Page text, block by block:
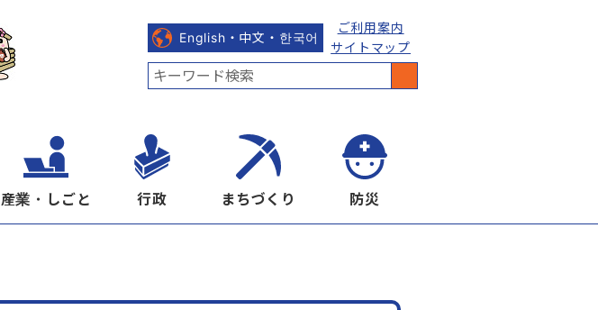
English・中文・한국어
ご利用案内
サイトマップ
産業・しごと 行政 まちづくり 防災